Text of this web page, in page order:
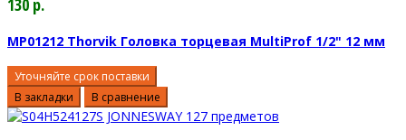
130 р.
MP01212 Thorvik Головка торцевая MultiProf 1/2" 12 мм
Уточняйте срок поставки
В закладки
В сравнение